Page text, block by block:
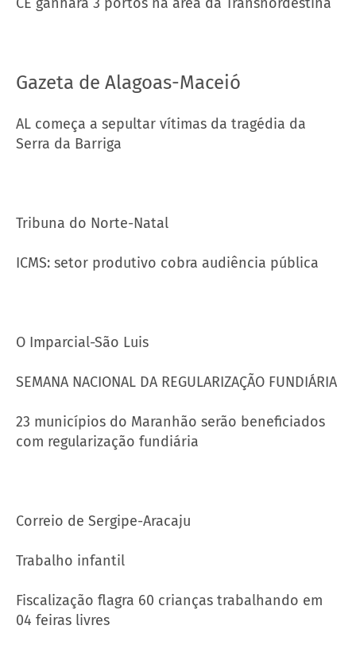
Gazeta de Alagoas-Maceió
AL começa a sepultar vítimas da tragédia da
Serra da Barriga
Tribuna do Norte-Natal
ICMS: setor produtivo cobra audiência pública
O Imparcial-São Luis
SEMANA NACIONAL DA REGULARIZAÇÃO FUNDIÁRIA
23 municípios do Maranhão serão beneficiados
com regularização fundiária
Correio de Sergipe-Aracaju
Trabalho infantil
Fiscalização flagra 60 crianças trabalhando em
04 feiras livres